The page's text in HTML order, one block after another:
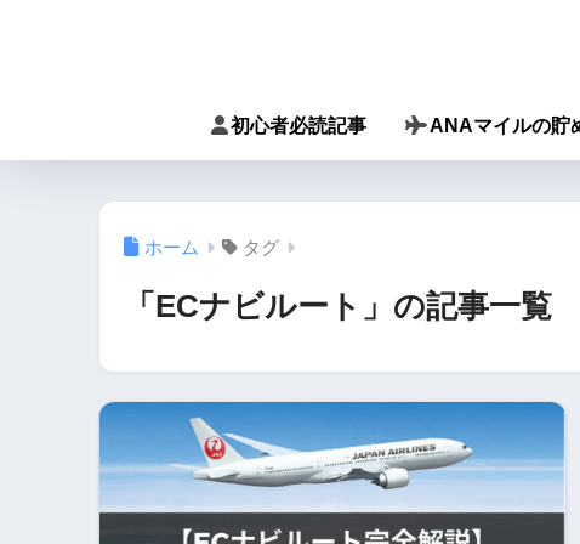
初心者必読記事 ANAマイルの貯
ホーム タグ
「ECナビルート」の記事一覧